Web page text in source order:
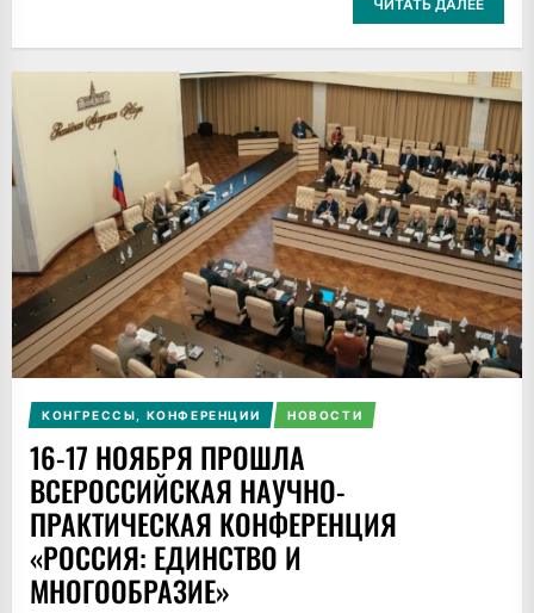
ЧИТАТЬ ДАЛЕЕ
КОНГРЕССЫ, КОНФЕРЕНЦИИ НОВОСТИ
16-17 НОЯБРЯ ПРОШЛА
ВСЕРОССИЙСКАЯ НАУЧНО-
ПРАКТИЧЕСКАЯ КОНФЕРЕНЦИЯ
«РОССИЯ: ЕДИНСТВО И
МНОГООБРАЗИЕ»